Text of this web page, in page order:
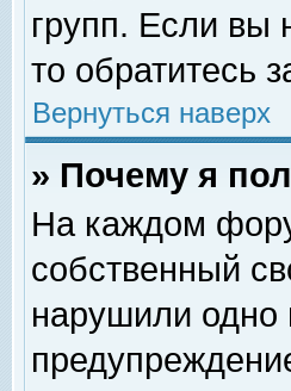
групп. Если вы
то обратитесь
Вернуться наверх
» Почему я
На каждом
собственный
нарушили одно